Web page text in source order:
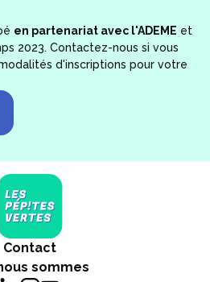
en partenariat avec l'ADEME et
2023. Contactez-nous si vous
d'inscriptions pour votre
Contact
sommes